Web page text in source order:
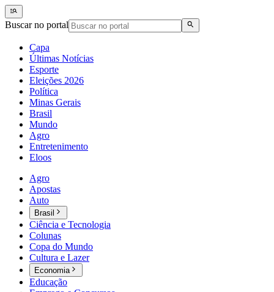
Buscar no portal
Capa
Últimas Notícias
Esporte
Eleições 2026
Política
Minas Gerais
Brasil
Mundo
Agro
Entretenimento
Eloos
Agro
Apostas
Auto
Brasil
Ciência e Tecnologia
Colunas
Copa do Mundo
Cultura e Lazer
Economia
Educação